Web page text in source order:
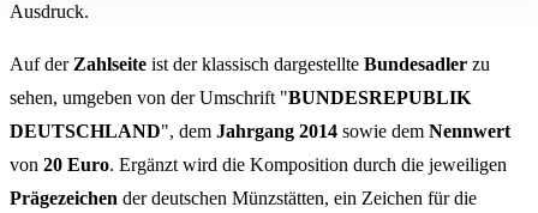
Ausdruck.
Auf der Zahlseite ist der klassisch dargestellte Bundesadler zu
sehen, umgeben von der Umschrift "BUNDESREPUBLIK
DEUTSCHLAND", dem Jahrgang 2014 sowie dem Nennwert
von 20 Euro. Ergänzt wird die Komposition durch die jeweiligen
Prägezeichen der deutschen Münzstätten, ein Zeichen für die